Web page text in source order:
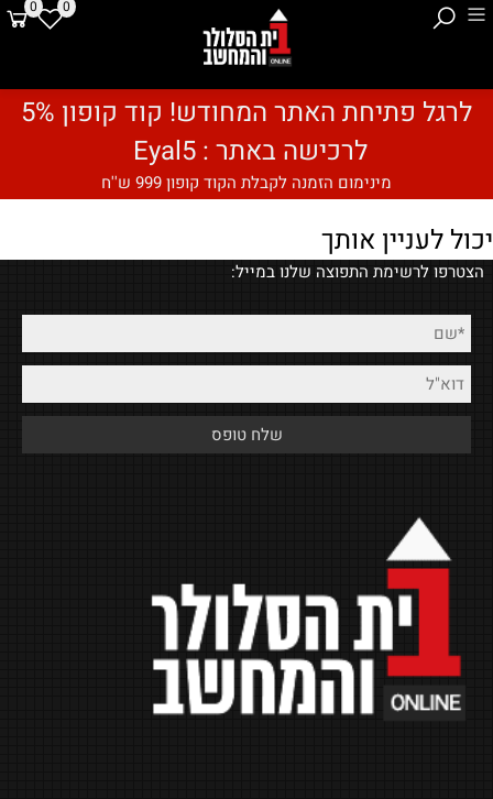
לרגל פתיחת האתר המחודש! קוד קופון 5%
לרכישה באתר : Eyal5
מינימום הזמנה לקבלת הקוד קופון 999 ש''ח
0 0
יכול לעניין אותך
הצטרפו לרשימת התפוצה שלנו במייל: